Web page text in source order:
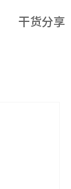
干货分享